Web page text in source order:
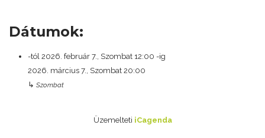
Dátumok:
-tól 2026. február 7., Szombat 12:00 -ig
2026. március 7., Szombat 20:00
↳ Szombat
Üzemelteti iCagenda